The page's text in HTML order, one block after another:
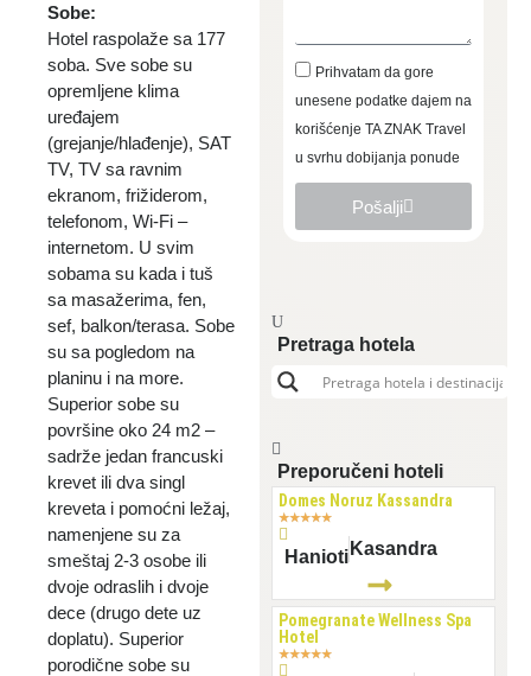
Sobe:
Hotel raspolaže sa 177
soba. Sve sobe su
opremljene klima
uređajem
(grejanje/hlađenje), SAT
TV, TV sa ravnim
ekranom, frižiderom,
telefonom, Wi-Fi –
internetom. U svim
sobama su kada i tuš
sa masažerima, fen,
sef, balkon/terasa. Sobe
su sa pogledom na
planinu i na more.
Superior sobe su
površine oko 24 m2 –
sadrže jedan francuski
krevet ili dva singl
kreveta i pomoćni ležaj,
namenjene su za
smeštaj 2-3 osobe ili
dvoje odraslih i dvoje
dece (drugo dete uz
doplatu). Superior
porodične sobe su
Prihvatam da gore
unesene podatke dajem na
korišćenje TA ZNAK Travel
u svrhu dobijanja ponude
Pošalji
Pretraga hotela
Preporučeni hoteli
Domes Noruz Kassandra
★★★★★
Hanioti Kasandra
Pomegranate Wellness Spa
Hotel
★★★★★